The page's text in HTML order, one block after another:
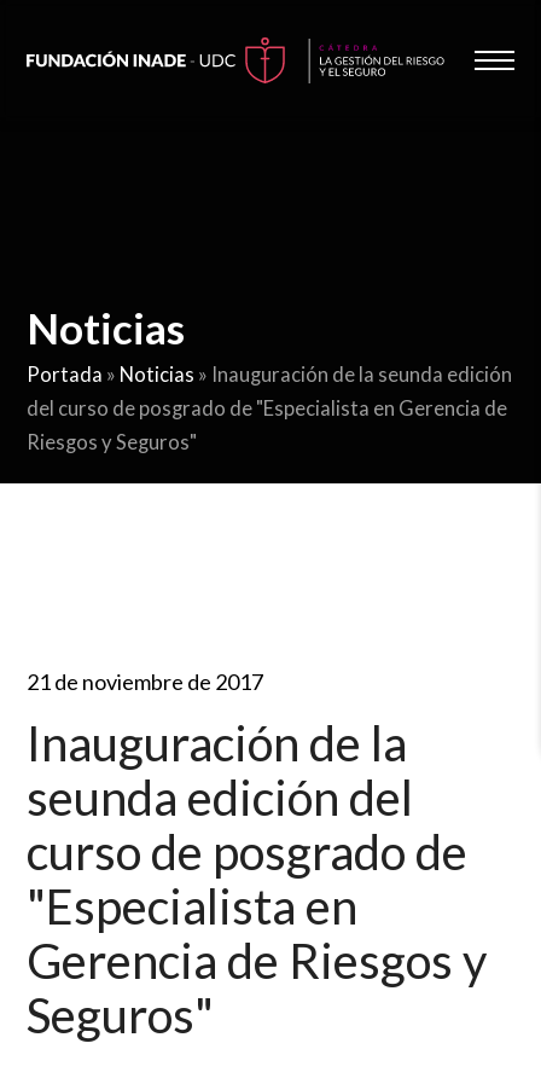
Noticias
Portada » Noticias » Inauguración de la seunda edición
del curso de posgrado de "Especialista en Gerencia de
Riesgos y Seguros"
21 de noviembre de 2017
Inauguración de la
seunda edición del
curso de posgrado de
"Especialista en
Gerencia de Riesgos y
Seguros"